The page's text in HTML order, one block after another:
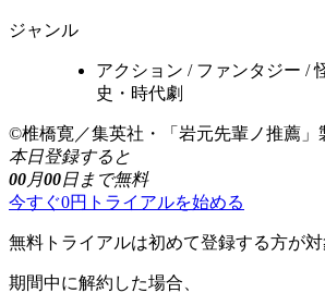
ジャンル
アクション / ファンタジー /
史・時代劇
©椎橋寛／集英社・「岩元先輩ノ推薦」
本日登録すると
00月00日まで無料
今すぐ0円トライアルを始める
無料トライアルは初めて登録する方が
期間中に解約した場合、